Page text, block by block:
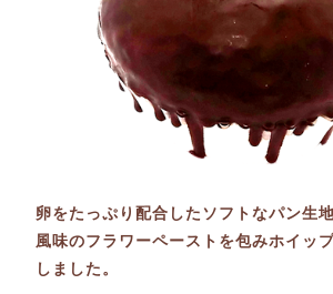
卵をたっぷり配合したソフトなパン生
風味のフラワーペーストを包みホイッ
しました。